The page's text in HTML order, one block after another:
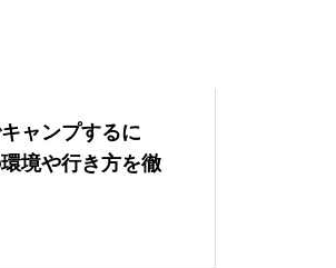
ャンプするに
境や行き方を徹